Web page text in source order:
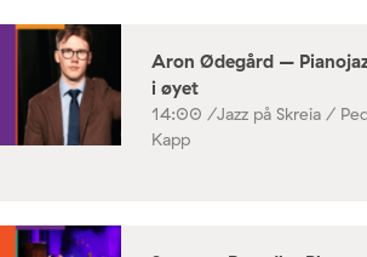
Aron Ødegård –
i øyet
14:00 /Jazz på Skreia /
Kapp